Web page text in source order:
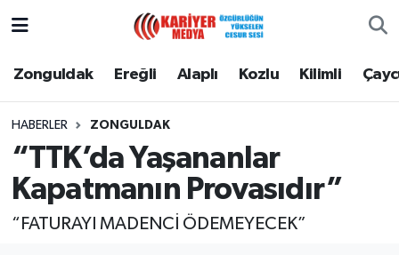
Zonguldak Ereğli Alaplı Kozlu Kilimli
HABERLER ZONGULDAK
“TTK’da Yaşananlar
Kapatmanın Provasıdır”
“FATURAYI MADENCİ ÖDEMEYECEK”
Zonguldak
Alaplı
Kozlu
Zonguldak Nöbetçi Eczaneler
Zonguldak Namaz Vakitleri
Zonguldak Trafik Yoğunluk Haritası